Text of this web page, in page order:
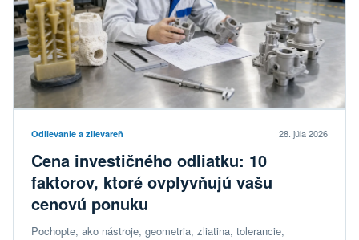
Odlievanie a zlievareň 28. júla 2026
Cena investičného odliatku: 10
faktorov, ktoré ovplyvňujú vašu
cenovú ponuku
Pochopte, ako nástroje, geometria, zliatina, tolerancie,